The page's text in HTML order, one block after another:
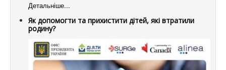
Детальніше...
Як допомогти та прихистити дітей, які втратили
родину?